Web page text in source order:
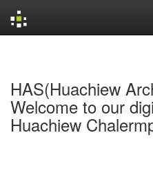
HAS(Huachiew
Welcome to our
Huachiew